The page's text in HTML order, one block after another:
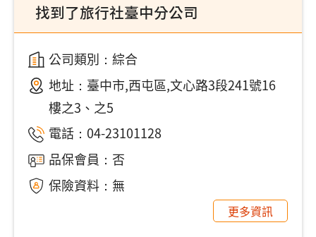
找到了旅行社臺中分公司
公司類別：綜合
地址： 臺中市,西屯區,文心路3段241號16
樓之3、之5
電話： 04-23101128
品保會員：否
保險資料：無
更多資訊